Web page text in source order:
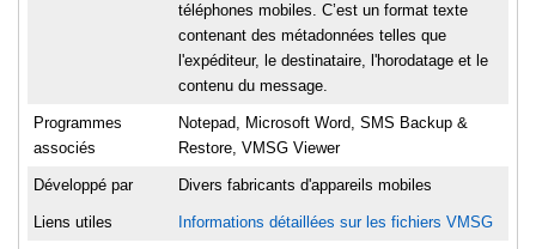
téléphones mobiles. C’est un format texte
contenant des métadonnées telles que
l'expéditeur, le destinataire, l'horodatage et le
contenu du message.
Programmes
associés
Notepad, Microsoft Word, SMS Backup &
Restore, VMSG Viewer
Développé par Divers fabricants d'appareils mobiles
Liens utiles Informations détaillées sur les fichiers VMSG